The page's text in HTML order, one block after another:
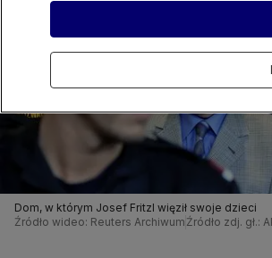
Dom, w którym Josef Fritzl więził swoje dzieci
Źródło wideo: Reuters Archiwum Źródło zdj. gł.: